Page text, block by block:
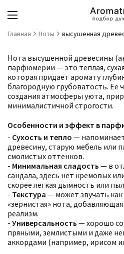
Главная Ноты высушенная
Нота высушенной древесины
парфюмерии — это теплая,
которая придает аромату
благородную грубоватость. Ее
создания атмосферы уюта,
минималистичной строгости.
Особенности и эффект в
- Сухость и тепло —
древесину, старую мебель или
смолистых оттенков.
- Минимальная сладость — в
сандала, здесь нет кремовых
скорее легкая дымность или
- Текстура — может звучать
«зернистая» нота,
реализм.
- Универсальность — хорошо
пряными, землистыми и даже
аккордами (например, ирисом